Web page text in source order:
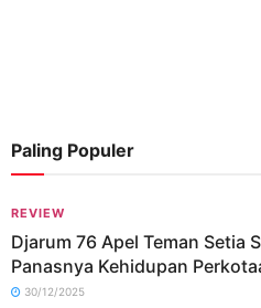
Paling Populer
REVIEW
Djarum 76 Apel Teman Setia
Panasnya Kehidupan
30/12/2025